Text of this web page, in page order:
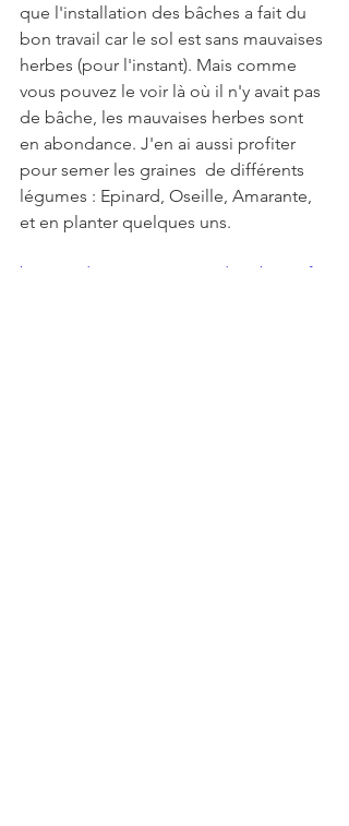
que l'installation des bâches a fait du
bon travail car le sol est sans mauvaises
herbes (pour l'instant). Mais comme
vous pouvez le voir là où il n'y avait pas
de bâche, les mauvaises herbes sont
en abondance. J'en ai aussi profiter
pour semer les graines  de différents
légumes : Epinard, Oseille, Amarante,
et en planter quelques uns.
https://video.wixstatic.com/video/3b052a_f5c